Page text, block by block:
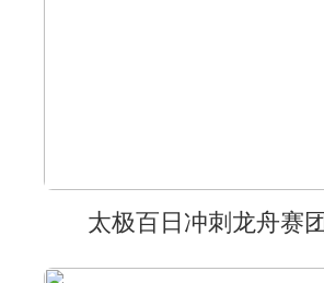
太极百日冲刺龙舟赛